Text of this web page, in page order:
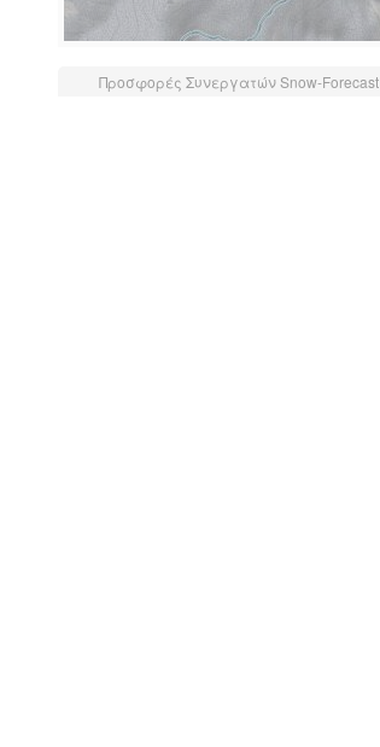
Προσφορές Συνεργατών Snow-Forecast